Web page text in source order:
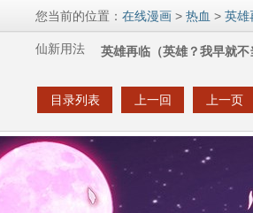
您当前的位置： 在线漫画> 热血 > 英雄
仙新用法 英雄再临（英雄？我早就
目录列表 上一回 上一页